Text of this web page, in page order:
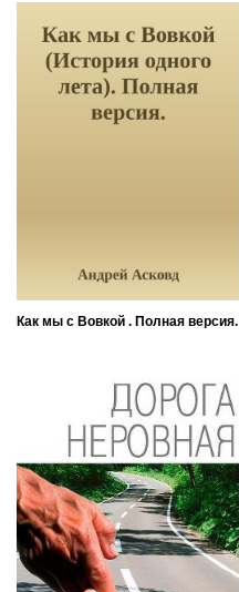
Как мы с Вовкой . Полная версия.